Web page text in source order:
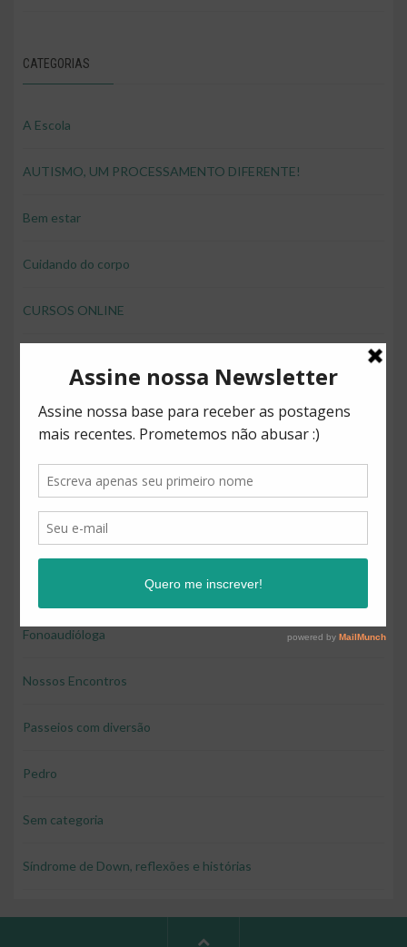
CATEGORIAS
A Escola
AUTISMO, UM PROCESSAMENTO DIFERENTE!
Bem estar
Cuidando do corpo
CURSOS ONLINE
Direitos
Educação
Educação e diversão
Educação financeira para crianças
Fonoaudióloga
Nossos Encontros
Passeios com diversão
Pedro
Sem categoria
Síndrome de Down, reflexões e histórias